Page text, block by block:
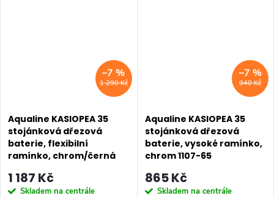
1 290 Kč
–7 %
Aqualine KASIOPEA 35
stojánková dřezová
baterie, flexibilní
ramínko, chrom/černá
1 187 Kč
Skladem na centrále
940 Kč
–7 %
Aqualine KASIOPEA 35
stojánková dřezová
baterie, vysoké ramínko,
chrom 1107-65
865 Kč
Skladem na centrále